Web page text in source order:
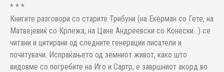
* * *
Книгите разговори со старите Трибуни (на Екерман со Гете, на
Матвејевиќ со Крлежа, на Цане Андреевски со Конески…) се
читани и цитирани од следните генерации писатели и
почитувачи. Испраќањето од земниот живот, како што
видовме со погребите на Иго и Сартр, е завршниот акорд во